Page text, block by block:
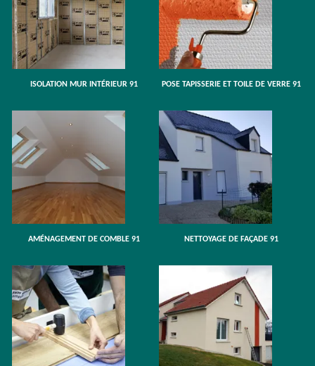
ISOLATION MUR INTÉRIEUR 91 POSE TAPISSERIE ET TOILE DE VERRE 91
AMÉNAGEMENT DE COMBLE 91 NETTOYAGE DE FAÇADE 91